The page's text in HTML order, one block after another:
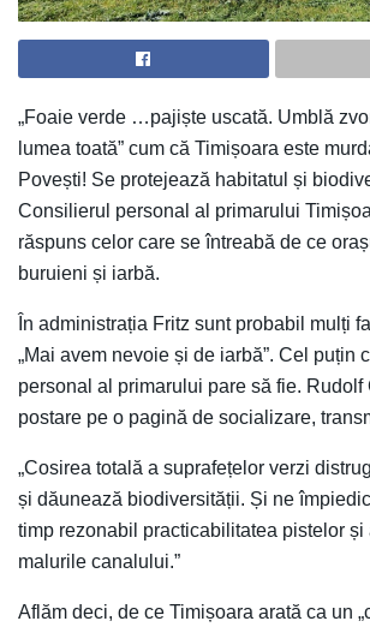
„Foaie verde …pajiște uscată. Umblă
lumea toată” cum că Timișoara este
Povești! Se protejează habitatul și
Consilierul personal al primarului
răspuns celor care se întreabă de ce
buruieni și iarbă.
În administrația Fritz sunt probabil mulți
„Mai avem nevoie și de iarbă”. Cel puțin
personal al primarului pare să fie. Rudolf
postare pe o pagină de socializare,
„Cosirea totală a suprafețelor verzi
și dăunează biodiversității. Și ne
timp rezonabil practicabilitatea pistelor și
malurile canalului.”
Aflăm deci, de ce Timișoara arată ca un